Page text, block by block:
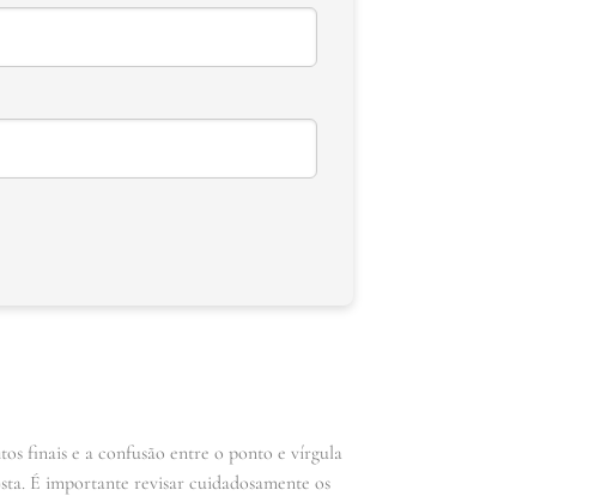
finais e a confusão entre o ponto e vírgula
É importante revisar cuidadosamente os